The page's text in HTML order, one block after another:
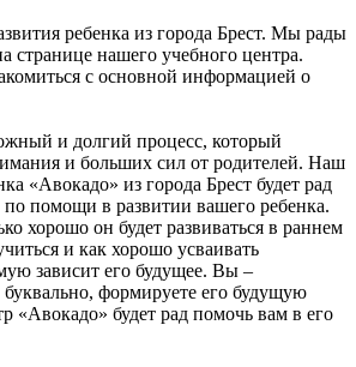
ребенка из города Брест. Мы рады
странице нашего учебного центра.
с основной информацией о
и долгий процесс, который
и больших сил от родителей. Наш
«Авокадо» из города Брест будет рад
по помощи в развитии вашего ребенка.
хорошо он будет развиваться в раннем
и как хорошо усваивать
зависит его будущее. Вы –
формируете его будущую
«Авокадо» будет рад помочь вам в его